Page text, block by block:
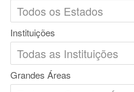
Instituições
Grandes Áreas